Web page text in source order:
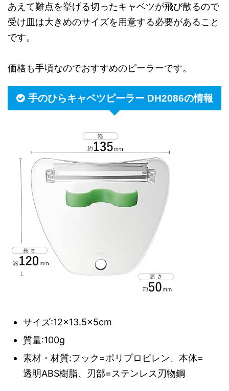
あえて難点を挙げる切ったキャベツが飛び散るので
受け皿は大きめのサイズを用意する必要があること
です。
価格も手頃なのでおすすめのピーラーです。
手のひらキャベツピーラー DH2086の情報
サイズ:12×13.5×5cm
質量:100g
素材・材質:フック=ポリプロピレン、本体=
透明ABS樹脂、刃部=ステンレス刃物鋼